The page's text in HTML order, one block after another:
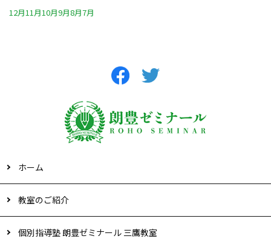
12月11月10月9月8月7月
ホーム
教室のご紹介
個別指導塾 朗豊ゼミナール 三鷹教室